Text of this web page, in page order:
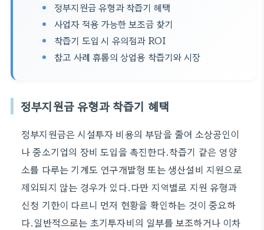
정부지원금 유형과 착즙기 혜택
사업자 적용 가능한 보조금 찾기
착즙기 도입 시 유의점과 ROI
참고 사례 휴롬의 상업용 착즙기와 시장
정부지원금 유형과 착즙기 혜택
정부지원금은 시설투자 비용의 부담을 줄여 소상공인이
나 중소기업의 장비 도입을 촉진한다.착즙기 같은 영양
소를 다루는 기계도 연구개발형 또는 생산설비 지원으로
제외되지 않는 경우가 있다.다만 지역별로 지원 유형과
신청 기한이 다르니 먼저 현황을 확인하는 것이 중요하
다.일반적으로는 초기투자비의 일부를 보조하거나 이차